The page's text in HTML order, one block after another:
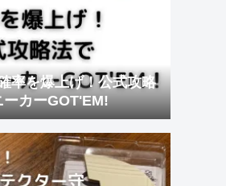
率を爆上げ！公式攻略
カーGOT'EM!